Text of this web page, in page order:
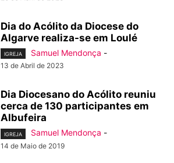
Dia do Acólito da Diocese do
Algarve realiza-se em Loulé
IGREJA Samuel Mendonça -
13 de Abril de 2023
Dia Diocesano do Acólito reuniu
cerca de 130 participantes em
Albufeira
IGREJA Samuel Mendonça -
14 de Maio de 2019